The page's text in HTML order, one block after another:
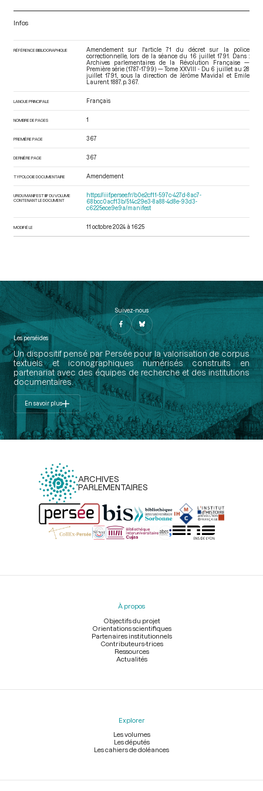
Infos
RÉFÉRENCE BIBLIOGRAPHIQUE
Amendement sur l'article 71 du décret sur la police
correctionnelle, lors de la séance du 16 juillet 1791. Dans :
Archives parlementaires de la Révolution Française —
Première série (1787-1799) — Tome XXVIII - Du 6 juillet au 28
juillet 1791.
, sous la direction de Jérôme Mavidal et Emile
Laurent. 1887. p. 367.
LANGUE PRINCIPALE Français
NOMBRE DE PAGES 1
PREMIÈRE PAGE 367
DERNIÈRE PAGE 367
TYPOLOGIE DOCUMENTAIRE Amendement
URI DU MANIFEST IIIF DU VOLUME
CONTENANT LE DOCUMENT
https://iiif.persee.fr/b0e2cf11-597c-427d-8ac7-
68bcc0acf13b/514c29e3-8a88-4d8e-93d3-
c6225ece9e9a/manifest
MODIFIÉ LE 11 octobre 2024 à 16:25
Suivez-nous
Les perséides
Un dispositif pensé par Persée pour la valorisation de corpus
textuels et iconographiques numérisés construits en
partenariat avec des équipes de recherche et des institutions
documentaires.
En savoir plus
ARCHIVES
PARLEMENTAIRES
Menu
À propos
Objectifs du projet
Orientations scientifiques
Partenaires institutionnels
Contributeurs-trices
Ressources
Actualités
Explorer
Les volumes
Les députés
Les cahiers de doléances